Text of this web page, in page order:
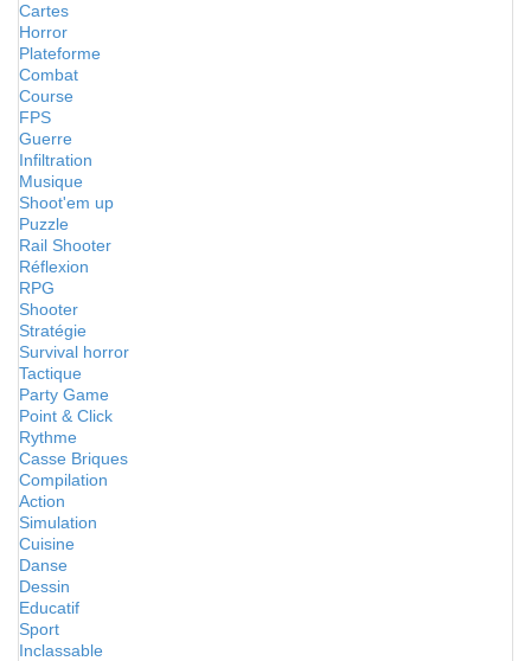
Cartes
Horror
Plateforme
Combat
Course
FPS
Guerre
Infiltration
Musique
Shoot'em up
Puzzle
Rail Shooter
Réflexion
RPG
Shooter
Stratégie
Survival horror
Tactique
Party Game
Point & Click
Rythme
Casse Briques
Compilation
Action
Simulation
Cuisine
Danse
Dessin
Educatif
Sport
Inclassable